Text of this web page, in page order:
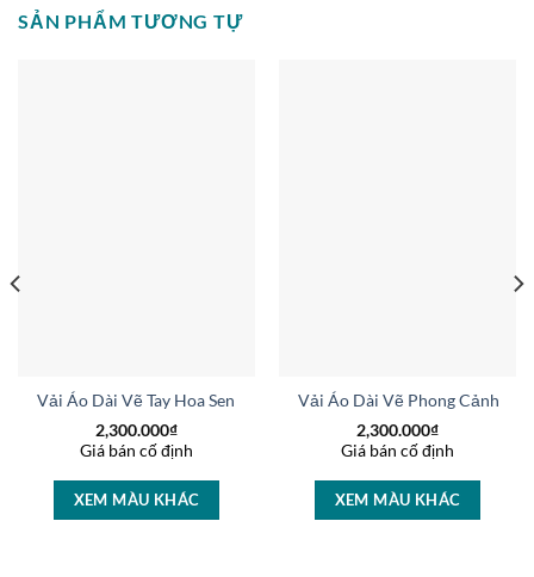
SẢN PHẨM TƯƠNG TỰ
Vải Áo Dài Vẽ Tay Hoa Sen Thiết Kế 2025 AD V51027
2,300.000₫
Giá bán cố định
XEM MÀU KHÁC
Vải Áo Dài Vẽ Phong Cảnh
2,300.000₫
Giá bán cố định
XEM MÀU KHÁC
Sang Trọng AD V50972